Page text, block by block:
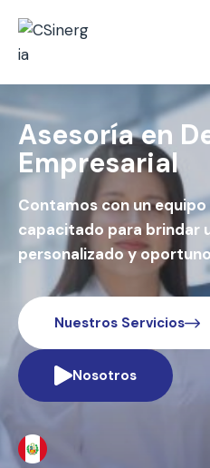
Asesoría en
Empresarial
Contamos con un
capacitado para brindar
personalizado y
Nuestros Servicios
Nosotros